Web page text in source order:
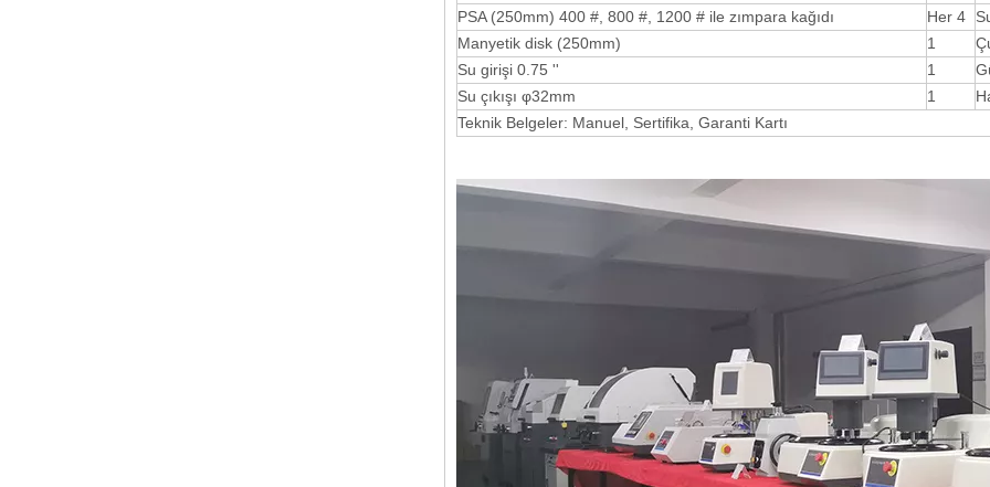
PSA (250mm) 400 #, 800 #, 1200 # ile zımpara kağıdı
Her 4
Manyetik disk (250mm)
1
Su girişi 0.75 ''
1
Su çıkışı φ32mm
1
Teknik Belgeler: Manuel, Sertifika, Garanti Kartı